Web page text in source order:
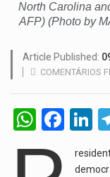
North Carolina
AFP) (Photo by
Article Published:
COMENTÁRIOS
W
h
at
F
ce
Li
n